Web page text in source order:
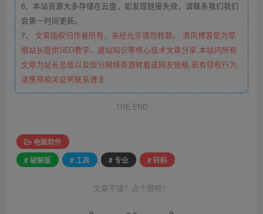
6、本站资源大多存储在云盘，如发现链接失效，请联系我们我们
会第一时间更新。
7、 文章版权归作者所有，未经允许请勿转载。 清风博客是为草
根站长提供SEO教学、建站知识等核心技术文章分享,本站内所有
文章为站长总结以及部分网络资源转载或网友投稿,若有侵权行为,
请携带相关证明联系博主
THE END
电脑软件
# 破解版
# 工具 # 专业 # 转码
文章不错？点个赞呗！